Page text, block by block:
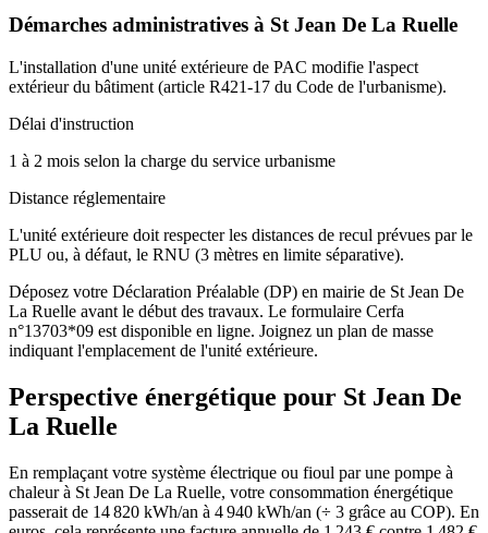
Démarches administratives à St Jean De La Ruelle
L'installation d'une unité extérieure de PAC modifie l'aspect
extérieur du bâtiment (article R421-17 du Code de l'urbanisme).
Délai d'instruction
1 à 2 mois selon la charge du service urbanisme
Distance réglementaire
L'unité extérieure doit respecter les distances de recul prévues par le
PLU ou, à défaut, le RNU (3 mètres en limite séparative).
Déposez votre Déclaration Préalable (DP) en mairie de St Jean De
La Ruelle avant le début des travaux. Le formulaire Cerfa
n°13703*09 est disponible en ligne. Joignez un plan de masse
indiquant l'emplacement de l'unité extérieure.
Perspective énergétique pour St Jean De
La Ruelle
En remplaçant votre système électrique ou fioul par une pompe à
chaleur à St Jean De La Ruelle, votre consommation énergétique
passerait de 14 820 kWh/an à 4 940 kWh/an (÷ 3 grâce au COP). En